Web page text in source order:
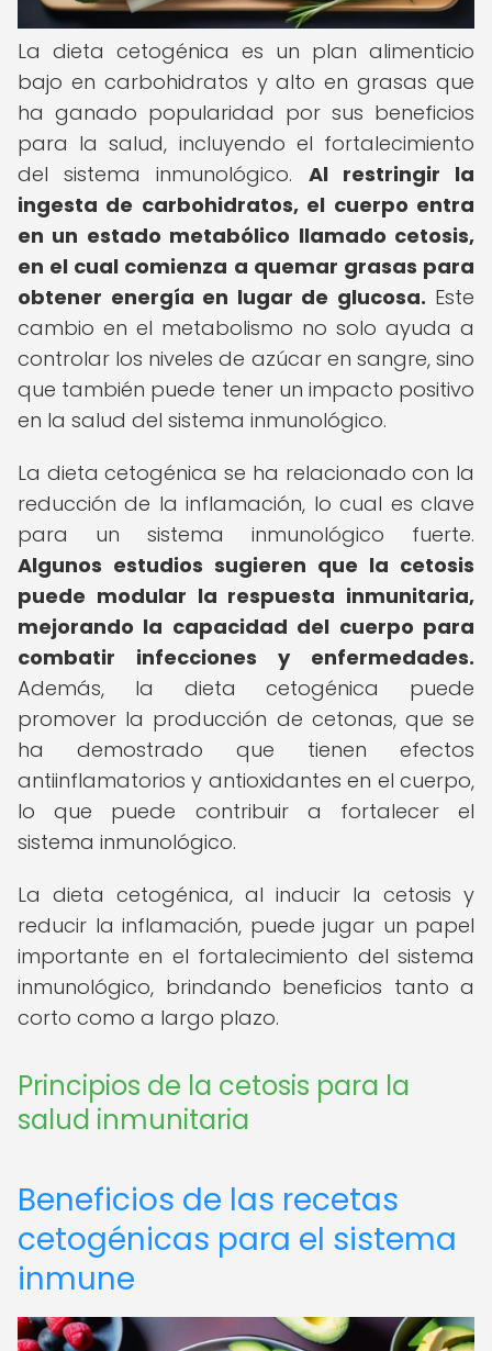
La dieta cetogénica es un plan alimenticio
bajo en carbohidratos y alto en grasas que
ha ganado popularidad por sus beneficios
para la salud, incluyendo el fortalecimiento
del sistema inmunológico. Al restringir la
ingesta de carbohidratos, el cuerpo entra
en un estado metabólico llamado cetosis,
en el cual comienza a quemar grasas para
obtener energía en lugar de glucosa. Este
cambio en el metabolismo no solo ayuda a
controlar los niveles de azúcar en sangre, sino
que también puede tener un impacto positivo
en la salud del sistema inmunológico.
La dieta cetogénica se ha relacionado con la
reducción de la inflamación, lo cual es clave
para un sistema inmunológico fuerte.
Algunos estudios sugieren que la cetosis
puede modular la respuesta inmunitaria,
mejorando la capacidad del cuerpo para
combatir infecciones y enfermedades.
Además, la dieta cetogénica puede
promover la producción de cetonas, que se
ha demostrado que tienen efectos
antiinflamatorios y antioxidantes en el cuerpo,
lo que puede contribuir a fortalecer el
sistema inmunológico.
La dieta cetogénica, al inducir la cetosis y
reducir la inflamación, puede jugar un papel
importante en el fortalecimiento del sistema
inmunológico, brindando beneficios tanto a
corto como a largo plazo.
Principios de la cetosis para la
salud inmunitaria
Beneficios de las recetas
cetogénicas para el sistema
inmune